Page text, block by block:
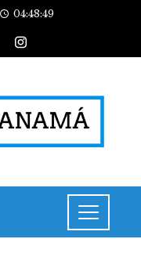
04:48:50